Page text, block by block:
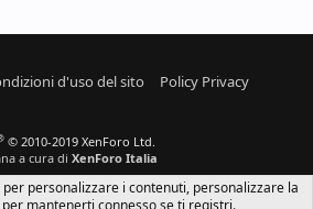
d'uso del sito
Policy Privacy
© 2010-2019 XenForo Ltd.
a cura di XenForo Italia
personalizzare i contenuti, personalizzare la
mantenerti connesso se ti registri.